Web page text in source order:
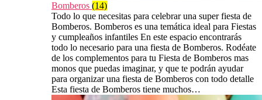
Bomberos (14)
Todo lo que necesitas para celebrar una super fiesta de
Bomberos. Bomberos es una temática ideal para Fiestas
y cumpleaños infantiles En este espacio encontrarás
todo lo necesario para una fiesta de Bomberos. Rodéate
de los complementos para tu Fiesta de Bomberos mas
monos que puedas imaginar, y que te podrán ayudar
para organizar una fiesta de Bomberos con todo detalle
Esta fiesta de Bomberos tiene muchos…